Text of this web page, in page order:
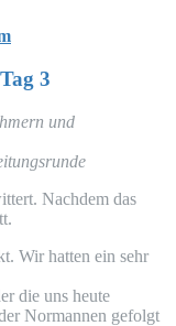
3
und
Nach­dem das
Wir hat­ten ein sehr
die uns heu­te
Nor­man­nen gefolgt